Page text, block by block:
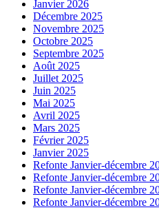
Janvier 2026
Décembre 2025
Novembre 2025
Octobre 2025
Septembre 2025
Août 2025
Juillet 2025
Juin 2025
Mai 2025
Avril 2025
Mars 2025
Février 2025
Janvier 2025
Refonte Janvier-décembre
Refonte Janvier-décembre
Refonte Janvier-décembre
Refonte Janvier-décembre